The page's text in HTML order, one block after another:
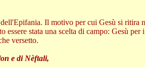
Il motivo per cui Gesù si ritira
stata una scelta di campo: Gesù
versetto.
e di Nèftali,